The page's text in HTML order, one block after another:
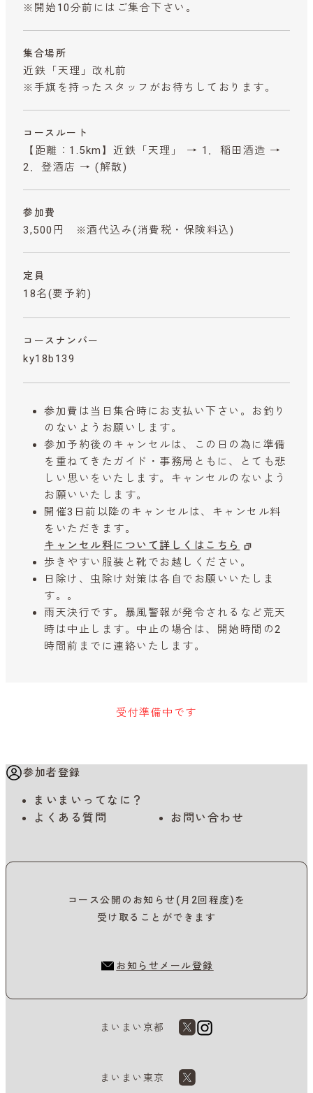
※開始10分前にはご集合下さい。
集合場所
近鉄「天理」改札前
※手旗を持ったスタッフがお待ちしております。
コースルート
【距離：1.5km】近鉄「天理」 → 1．稲田酒造 →
2．登酒店 → (解散)
参加費
3,500円 ※酒代込み(消費税・保険料込)
定員
18名(要予約)
コースナンバー
ky18b139
参加費は当日集合時にお支払い下さい。お釣り
のないようお願いします。
参加予約後のキャンセルは、この日の為に準備
を重ねてきたガイド・事務局ともに、とても悲
しい思いをいたします。キャンセルのないよう
お願いいたします。
開催3日前以降のキャンセルは、キャンセル料
をいただきます。
キャンセル料について詳しくはこちら
歩きやすい服装と靴でお越しください。
日除け、虫除け対策は各自でお願いいたしま
す。。
雨天決行です。暴風警報が発令されるなど荒天
時は中止します。中止の場合は、開始時間の2
時間前までに連絡いたします。
受付準備中です
参加者登録
まいまいってなに？
よくある質問
お問い合わせ
コース公開のお知らせ(月2回程度)を
受け取ることができます
お知らせメール登録
まいまい京都
まいまい東京